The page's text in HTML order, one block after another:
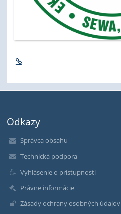
Odkazy
Správca obsahu
Technická podpora
Vyhlásenie o prístupnosti
Právne informácie
Zásady ochrany osobných údajov